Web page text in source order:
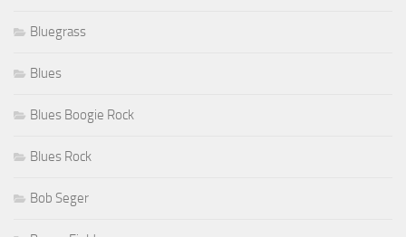
Bluegrass
Blues
Blues Boogie Rock
Blues Rock
Bob Seger